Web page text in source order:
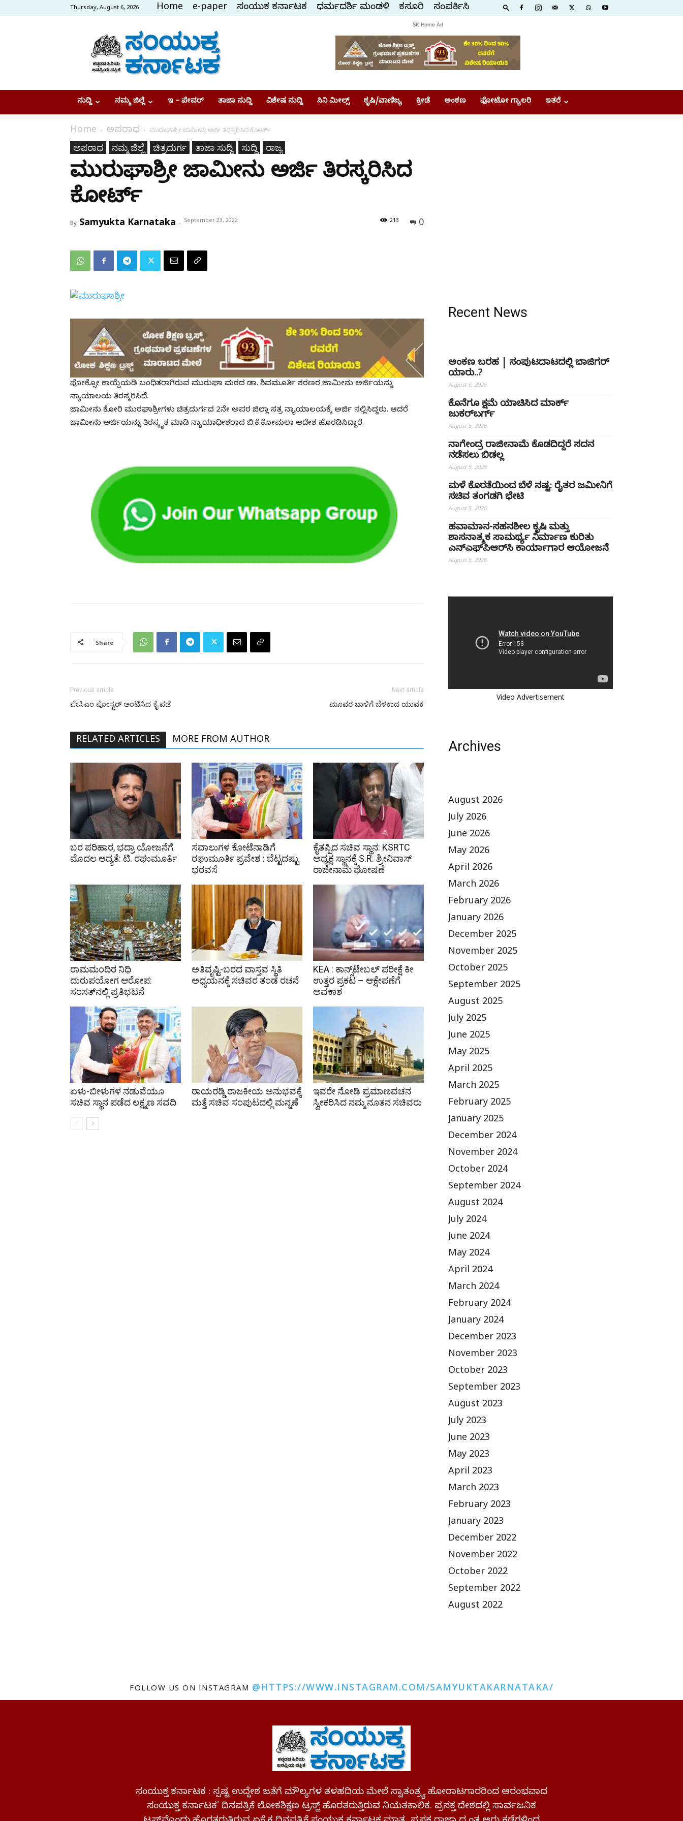
Thursday, August 6, 2026 Home e-paper ಸಂಯುಕ್ತ ಕರ್ನಾಟಕ ಧರ್ಮದರ್ಶಿ ಮಂಡಳಿ ಕಸ್ತೂರಿ ಸಂಪರ್ಕಿಸಿ
Samyukta
Karnataka
SK Home Ad
ಸುದ್ದಿ ನಮ್ಮ ಜಿಲ್ಲೆ ಇ – ಪೇಪರ್ ತಾಜಾ ಸುದ್ದಿ ವಿಶೇಷ ಸುದ್ದಿ ಸಿನಿ ಮೀಲ್ಸ್ ಕೃಷಿ/ವಾಣಿಜ್ಯ ಕ್ರೀಡೆ ಅಂಕಣ ಫೋಟೋ ಗ್ಯಾಲರಿ ಇತರೆ
Home ಅಪರಾಧ ಮುರುಘಾಶ್ರೀ ಜಾಮೀನು ಅರ್ಜಿ ತಿರಸ್ಕರಿಸಿದ ಕೋರ್ಟ್‌
ಅಪರಾಧ ನಮ್ಮ ಜಿಲ್ಲೆ ಚಿತ್ರದುರ್ಗ ತಾಜಾ ಸುದ್ದಿ ಸುದ್ದಿ ರಾಜ್ಯ
ಮುರುಘಾಶ್ರೀ ಜಾಮೀನು ಅರ್ಜಿ ತಿರಸ್ಕರಿಸಿದ
ಕೋರ್ಟ್‌
By Samyukta Karnataka - September 23, 2022 0
213
ಫೋಕ್ಸೋ ಕಾಯ್ದೆಯಡಿ ಬಂಧಿತರಾಗಿರುವ ಮುರುಘಾ ಮಠದ ಡಾ. ಶಿವಮೂರ್ತಿ ಶರಣರ ಜಾಮೀನು ಅರ್ಜಿಯನ್ನು
ನ್ಯಾಯಾಲಯ ತಿರಸ್ಕರಿಸಿದೆ.
ಜಾಮೀನು ಕೋರಿ ಮುರಘಾಶ್ರೀಗಳು ಚಿತ್ರದುರ್ಗದ 2ನೇ ಅಪರ ಜಿಲ್ಲಾ ಸತ್ರ ನ್ಯಾಯಾಲಯಕ್ಕೆ ಅರ್ಜಿ ಸಲ್ಲಿಸಿದ್ದರು. ಆದರೆ
ಜಾಮೀನು ಅರ್ಜಿಯನ್ನು ತಿರಸ್ಕೃತ ಮಾಡಿ ನ್ಯಾಯಾಧೀಶರಾದ ಬಿ.ಕೆ.ಕೋಮಲಾ ಆದೇಶ ಹೊರಡಿಸಿದ್ದಾರೆ.
Share
Previous article
ಪೇಸಿಎಂ ಪೋಸ್ಟರ್‌ ಅಂಟಿಸಿದ ಕೈ ಪಡೆ
Next article
ಮೂವರ ಬಾಳಿಗೆ ಬೆಳಕಾದ ಯುವಕ
RELATED ARTICLES MORE FROM AUTHOR
ಬರ ಪರಿಹಾರ, ಭದ್ರಾ ಯೋಜನೆಗೆ
ಮೊದಲ ಆದ್ಯತೆ: ಟಿ. ರಘುಮೂರ್ತಿ
ಸವಾಲುಗಳ ಕೋಟೆನಾಡಿಗೆ
ರಘುಮೂರ್ತಿ ಪ್ರವೇಶ : ಬೆಟ್ಟದಷ್ಟು
ಭರವಸೆ
ಕೈತಪ್ಪಿದ ಸಚಿವ ಸ್ಥಾನ: KSRTC
ಅಧ್ಯಕ್ಷ ಸ್ಥಾನಕ್ಕೆ S.R. ಶ್ರೀನಿವಾಸ್
ರಾಜೀನಾಮೆ ಘೋಷಣೆ
ರಾಮಮಂದಿರ ನಿಧಿ
ದುರುಪಯೋಗ ಆರೋಪ:
ಸಂಸತ್‌ನಲ್ಲಿ ಪ್ರತಿಭಟನೆ
ಅತಿವೃಷ್ಟಿ-ಬರದ ವಾಸ್ತವ ಸ್ಥಿತಿ
ಅಧ್ಯಯನಕ್ಕೆ ಸಚಿವರ ತಂಡ ರಚನೆ
KEA : ಕಾನ್ಸ್‌ಟೇಬಲ್ ಪರೀಕ್ಷೆ ಕೀ
ಉತ್ತರ ಪ್ರಕಟ – ಆಕ್ಷೇಪಣೆಗೆ
ಅವಕಾಶ
ಏಳು-ಬೀಳುಗಳ ನಡುವೆಯೂ
ಸಚಿವ ಸ್ಥಾನ ಪಡೆದ ಲಕ್ಷ್ಮಣ ಸವದಿ
ರಾಯರಡ್ಡಿ ರಾಜಕೀಯ ಅನುಭವಕ್ಕೆ
ಮತ್ತೆ ಸಚಿವ ಸಂಪುಟದಲ್ಲಿ ಮನ್ನಣೆ
ಇವರೇ ನೋಡಿ ಪ್ರಮಾಣವಚನ
ಸ್ವೀಕರಿಸಿದ ನಮ್ಮ ನೂತನ ಸಚಿವರು
Recent News
ಅಂಕಣ ಬರಹ | ಸಂಪುಟದಾಟದಲ್ಲಿ ಬಾಜಿಗರ್
ಯಾರು..?
August 6, 2026
ಕೊನೆಗೂ ಕ್ಷಮೆ ಯಾಚಿಸಿದ ಮಾರ್ಕ್
ಜುಕರ್‌ಬರ್ಗ್
August 5, 2026
ನಾಗೇಂದ್ರ ರಾಜೀನಾಮೆ ಕೊಡದಿದ್ದರೆ ಸದನ
ನಡೆಸಲು ಬಿಡಲ್ಲ
August 5, 2026
ಮಳೆ ಕೊರತೆಯಿಂದ ಬೆಳೆ ನಷ್ಟ: ರೈತರ ಜಮೀನಿಗೆ
ಸಚಿವ ತಂಗಡಗಿ ಭೇಟಿ
August 5, 2026
ಹವಾಮಾನ-ಸಹನಶೀಲ ಕೃಷಿ ಮತ್ತು
ಶಾಸನಾತ್ಮಕ ಸಾಮರ್ಥ್ಯ ನಿರ್ಮಾಣ ಕುರಿತು
ಎನ್‌ಎಫ್‌ಪಿಆರ್‌ಸಿ ಕಾರ್ಯಾಗಾರ ಆಯೋಜನೆ
August 5, 2026
Video Advertisement
Archives
August 2026
July 2026
June 2026
May 2026
April 2026
March 2026
February 2026
January 2026
December 2025
November 2025
October 2025
September 2025
August 2025
July 2025
June 2025
May 2025
April 2025
March 2025
February 2025
January 2025
December 2024
November 2024
October 2024
September 2024
August 2024
July 2024
June 2024
May 2024
April 2024
March 2024
February 2024
January 2024
December 2023
November 2023
October 2023
September 2023
August 2023
July 2023
June 2023
May 2023
April 2023
March 2023
February 2023
January 2023
December 2022
November 2022
October 2022
September 2022
August 2022
FOLLOW US ON INSTAGRAM @HTTPS://WWW.INSTAGRAM.COM/SAMYUKTAKARNATAKA/
ಸಂಯುಕ್ತ ಕರ್ನಾಟಕ : ಸ್ಪಷ್ಟ ಉದ್ದೇಶ ಜತೆಗೆ ಮೌಲ್ಯಗಳ ತಳಹದಿಯ ಮೇಲೆ ಸ್ವಾತಂತ್ರ್ಯ ಹೋರಾಟಗಾರರಿಂದ ಆರಂಭವಾದ
ಸಂಯುಕ್ತ ಕರ್ನಾಟಕ' ದಿನಪತ್ರಿಕೆ ಲೋಕಶಿಕ್ಷಣ ಟ್ರಸ್ಟ್ ಹೊರತರುತ್ತಿರುವ ನಿಯತಕಾಲಿಕ. ಪ್ರಸಕ್ತ ದೇಶದಲ್ಲಿ ಸಾರ್ವಜನಿಕ